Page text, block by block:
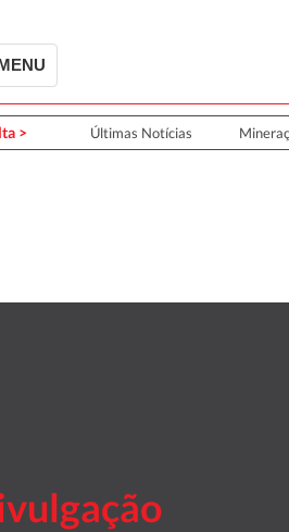
> Últimas Notícias